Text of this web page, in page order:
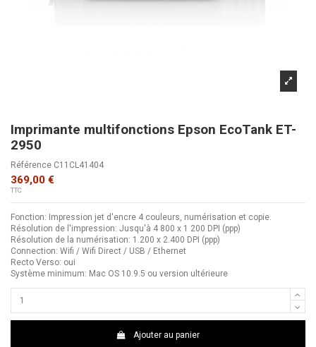
Imprimante multifonctions Epson EcoTank ET-
2950
Référence C11CL41404
369,00 €
TTC
Fonction: Impression jet d'encre 4 couleurs, numérisation et copie.
Résolution de l'impression: Jusqu'à 4 800 x 1 200 DPI (ppp)
Résolution de la numérisation: 1.200 x 2.400 DPI (ppp)
Connection: Wifi / Wifi Direct / USB / Ethernet
Recto Verso: oui
Système minimum: Mac OS 10.9.5 ou version ultérieure
Ajouter au panier